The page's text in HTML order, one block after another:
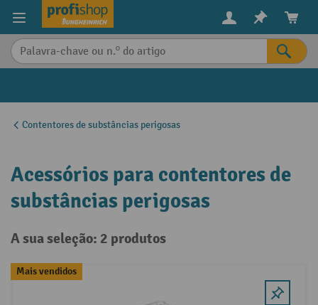
principal
Contentores de substâncias perigosas
Acessórios para contentores de
substâncias perigosas
A sua seleção: 2 produtos
Mais vendidos